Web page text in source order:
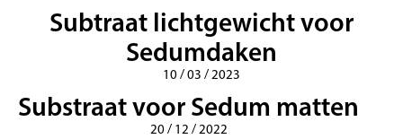
Subtraat lichtgewicht voor
Sedumdaken
10 / 03 / 2023
Substraat voor Sedum matten
20 / 12 / 2022